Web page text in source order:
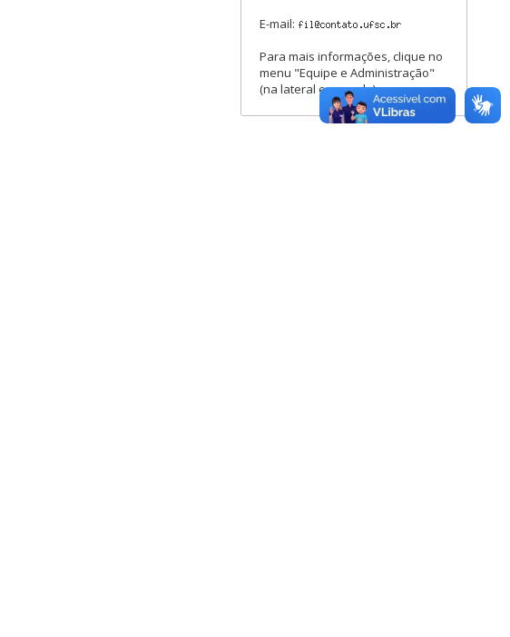
E-mail:
Para mais informações, clique no
menu "Equipe e Administração"
(na lateral esquerda).